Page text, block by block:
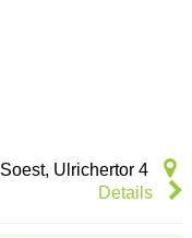
Soest, Ulrichertor 4
Details